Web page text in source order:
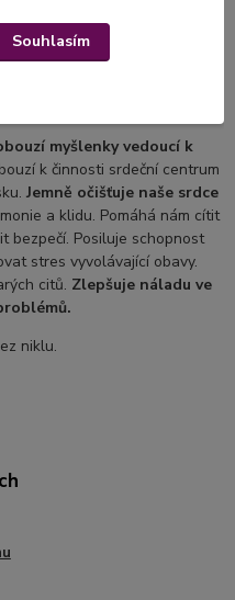
myšlenky vedoucí k
k činnosti srdeční centrum
Jemně očišťuje naše srdce
a klidu. Pomáhá nám cítit
bezpečí. Posiluje schopnost
stres vyvolávající obavy.
citů. Zlepšuje náladu ve
niklu.
Souhlasím